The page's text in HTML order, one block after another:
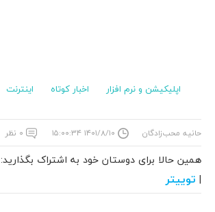
اپلیکیشن و نرم افزار اخبار کوتاه اینترنت
حانیه محب‌زادگان ۱۴۰۱/۸/۱۰ ۱۵:۰۰:۳۴ ۰ نظر
همین حالا برای دوستان خود به اشتراک بگذارید:
| توییتر